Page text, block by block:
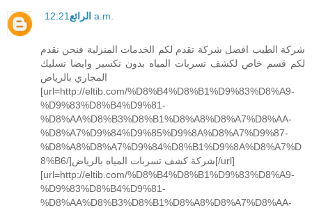
الرائع 12:21 a.m.
شركة الطيب افضل شركة تقدم لكم الخدمات المنزلية فنحن نقدم
لكم قسم خاص لكشف تسربات المياه بدون تكسير وايضا تسليك
المجاري بالرياض
[url=http://eltib.com/%D8%B4%D8%B1%D9%83%D8%A9-
%D9%83%D8%B4%D9%81-
%D8%AA%D8%B3%D8%B1%D8%A8%D8%A7%D8%AA-
%D8%A7%D9%84%D9%85%D9%8A%D8%A7%D9%87-
%D8%A8%D8%A7%D9%84%D8%B1%D9%8A%D8%A7%D
8%B6/]شركة كشف تسربات المياه بالرياض[/url]
[url=http://eltib.com/%D8%B4%D8%B1%D9%83%D8%A9-
%D9%83%D8%B4%D9%81-
%D8%AA%D8%B3%D8%B1%D8%A8%D8%A7%D8%AA-